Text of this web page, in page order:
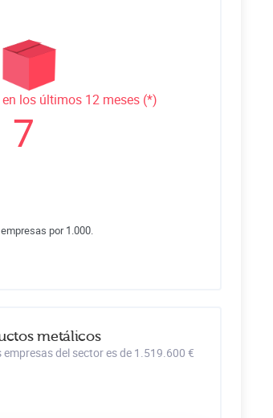
los últimos 12 meses (*)
7
por 1.000.
metálicos
del sector es de 1.519.600 €